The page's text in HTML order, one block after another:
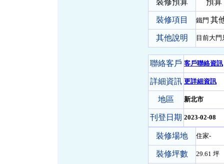
裝修預算 預算
裝修項目 鐵門 其
其他說明 目前大
聯絡客戶 客戶聯絡資訊
詳細資訊 更詳細資訊
地區 新北市
刊登日期 2023-02-08
裝修場地 住家-
裝修坪數 29.61 坪